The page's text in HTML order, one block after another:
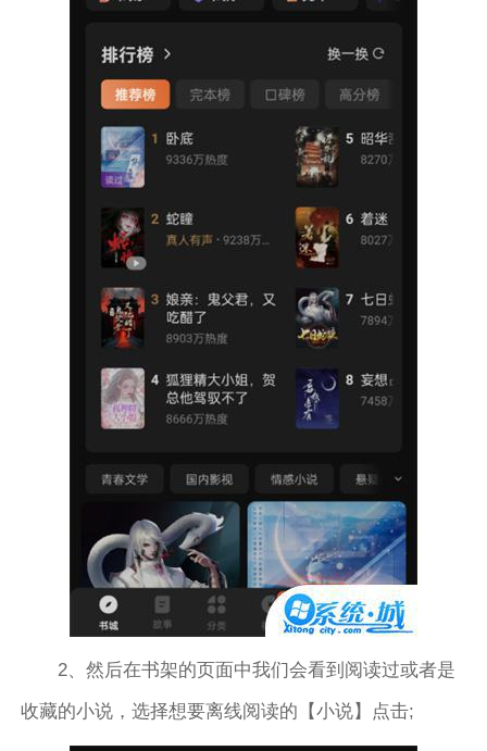
2、然后在书架的页面中我们会看到阅读过或者是
收藏的小说，选择想要离线阅读的【小说】点击;